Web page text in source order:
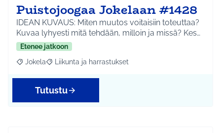
Puistojoogaa Jokelaan #1428
IDEAN KUVAUS: Miten muutos voitaisiin toteuttaa?
Kuvaa lyhyesti mitä tehdään, milloin ja missä? Kes…
Etenee jatkoon
Rajaa tulokset aihepiirin mukaan: Jokela
Jokela Rajaa tulokset teeman mukaan: Liikunta ja
Liikunta ja harrastukset
Tutustu